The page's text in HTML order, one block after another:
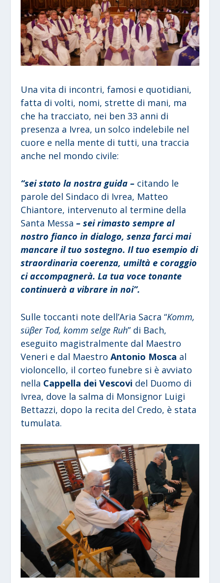
Una vita di incontri, famosi e quotidiani,
fatta di volti, nomi, strette di mani, ma
che ha tracciato, nei ben 33 anni di
presenza a Ivrea, un solco indelebile nel
cuore e nella mente di tutti, una traccia
anche nel mondo civile:
“sei stato la nostra guida – citando le
parole del Sindaco di Ivrea, Matteo
Chiantore, intervenuto al termine della
Santa Messa – sei rimasto sempre al
nostro fianco in dialogo, senza farci mai
mancare il tuo sostegno. Il tuo esempio di
straordinaria coerenza, umiltà e coraggio
ci accompagnerà. La tua voce tonante
continuerà a vibrare in noi”.
Sulle toccanti note dell’Aria Sacra “Komm,
süβer Tod, komm selge Ruh” di Bach,
eseguito magistralmente dal Maestro
Veneri e dal MaestroAntonio Mosca al
violoncello, il corteo funebre si è avviato
nella Cappella dei Vescovi del Duomo di
Ivrea, dove la salma di Monsignor Luigi
Bettazzi, dopo la recita del Credo, è stata
tumulata.